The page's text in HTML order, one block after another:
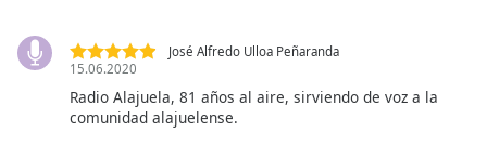
Track
José Alfredo Ulloa Peñaranda
15.06.2020
Radio Alajuela, 81 años al aire, sirviendo de voz a la
comunidad alajuelense.